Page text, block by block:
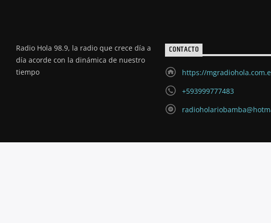
Radio Hola 98.9, la radio que crece día a
día acorde con la dinámica de nuestro
tiempo
CONTACTO
https://
+593999777483